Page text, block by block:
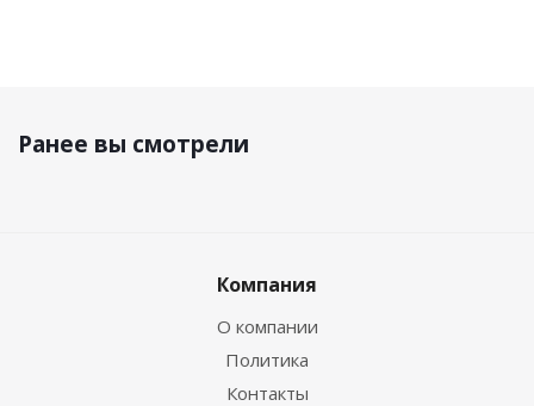
Ранее вы смотрели
Компания
О компании
Политика
Контакты